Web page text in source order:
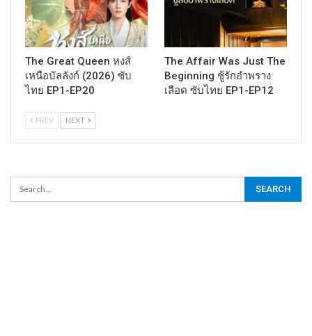
The Great Queen หงส์
เหนือบัลลังก์ (2026) ซับ
ไทย EP1-EP20
The Affair Was Just The
Beginning ชู้รักอำพราง
เลือด ซับไทย EP1-EP12
PREV NEXT